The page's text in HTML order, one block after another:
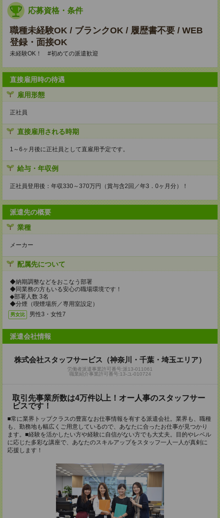
応募資格・条件
職種未経験OK / ブランクOK / 履歴書不要 / WEB
登録・面接OK
未経験OK！ #初めての派遣歓迎
直接雇用時の待遇
雇用形態
正社員
直接雇用される時期
1～6ヶ月後に正社員として直雇用予定です。
給与・年収例
正社員登用後：年収330～370万円（賞与含2回／年3．0ヶ月分）！
派遣先の概要
業種
メーカー
配属先について
◆納期調整などをおこなう部署
◆同業務の方もいる安心の職場環境です！
◆部署人数 3名
◆分煙（喫煙場所／専用室設定）
男女比 男性3・女性7
派遣会社情報
株式会社スタッフサービス（神奈川・千葉・埼玉エリア）
労働者派遣事業許可番号:派13-011061
職業紹介事業許可番号:13-ユ-010724
取引先事業所数は4万件以上！オー人事のスタッフサー
ビスです！
■常に業界トップクラスの豊富なお仕事情報を有する派遣会社。業界も、職種
も、勤務地も幅広くご用意しているので、あなたに合ったお仕事が見つかり
ます。■経験を活かしたい方や経験に自信がない方でも大丈夫。目的やレベル
に応じた多彩な講座で、あなたのスキルアップをスタッフ一人一人が真剣に
応援します！